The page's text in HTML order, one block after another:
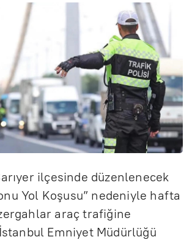
ilçesinde düzenlenecek
Yol Koşusu” nedeniyle hafta
araç trafiğine
Emniyet Müdürlüğü